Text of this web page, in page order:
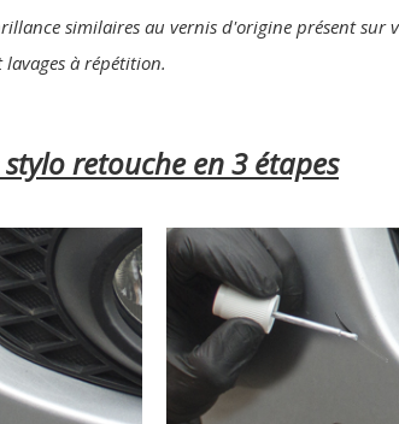
similaires au vernis d'origine présent sur
à répétition.
stylo retouche en 3 étapes